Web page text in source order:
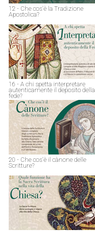
12 - Che cos'è la Tradizione
Apostolica?
16 - A chi spetta interpretare
autenticamente il deposito della
fede?
20 - Che cos'è il cànone delle
Scritture?